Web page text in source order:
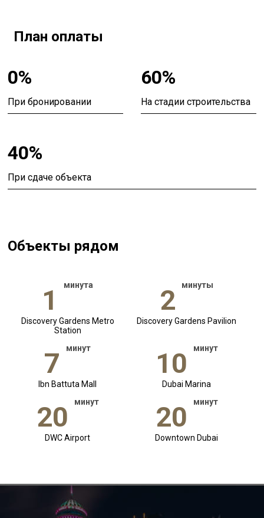
План оплаты
0%
При бронировании
60%
На стадии строительства
40%
При сдаче объекта
Объекты рядом
1 минута
Discovery Gardens Metro
Station
2 минуты
Discovery Gardens Pavilion
7 минут
Ibn Battuta Mall
10 минут
Dubai Marina
20 минут
DWC Airport
20 минут
Downtown Dubai